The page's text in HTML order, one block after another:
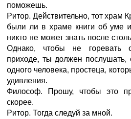
поможешь.
Ритор. Действительно, тот храм
были ли в храме книги об уме
никто не может знать после
Однако, чтобы не горевать
приходе, ты должен
одного человека, простеца,
удивления.
Философ. Прошу, чтобы это
скорее.
Ритор. Тогда следуй за мной.